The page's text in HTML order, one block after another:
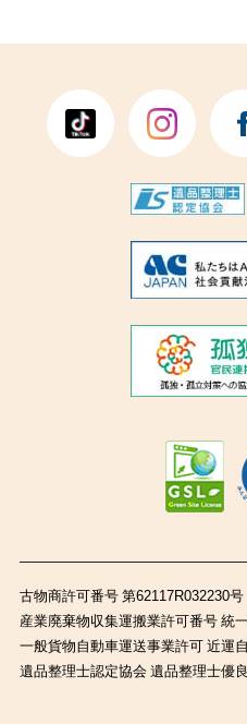
古物商許可番号 第62117R032230号
産業廃棄物収集運搬業許可番号 統
一般貨物自動車運送事業許可 近運
遺品整理士認定協会 遺品整理士優